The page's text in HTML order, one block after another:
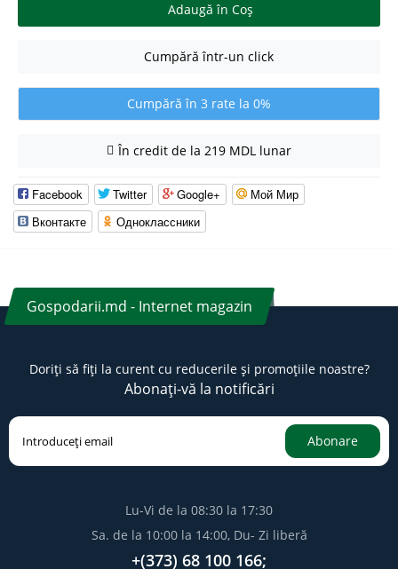
Adaugă în Coş
Cumpără într-un click
Cumpără în 3 rate la 0%
În credit de la 219 MDL lunar
Facebook Twitter Google+
Мой Мир
Вконтакте
Одноклассники
Gospodarii.md - Internet magazin
Doriți să fiți la curent cu reducerile și promoțiile noastre?
Abonați-vă la notificări
Abonare
Lu-Vi de la 08:30 la 17:30
Sa. de la 10:00 la 14:00, Du- Zi liberă
+(373) 68 100 166;